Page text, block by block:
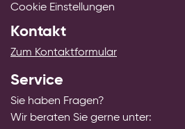
Cookie Einstellungen
Kontakt
Zum Kontaktformular
Service
Sie haben Fragen?
Wir beraten Sie gerne unter: